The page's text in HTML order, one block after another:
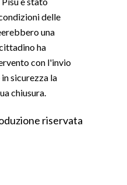
delle
una
ha
con l'invio
sicurezza la
chiusura.
riservata